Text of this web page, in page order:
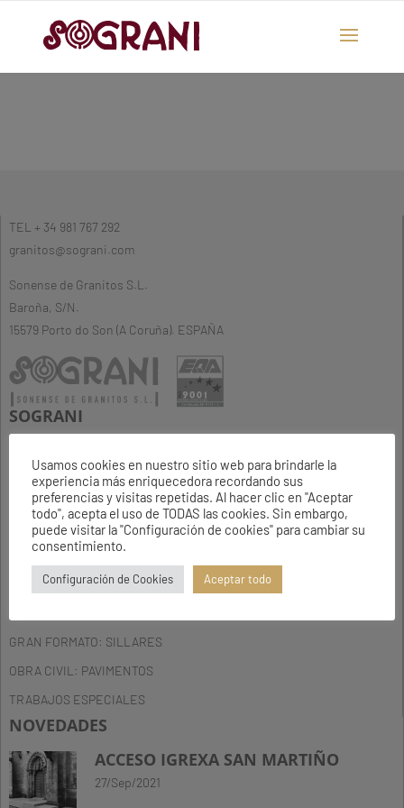
TEL + 34 981 767 292
granitos@sograni.com
Sonense de Granitos S.L.
Baroña, S/N.
15579 Porto do Son (A Coruña). ESPAÑA
SOGRANI
SOGRANI
SERVICIOS
PROYECTOS
COMO TRABAJAMOS
GRAN FORMATO: SILLARES
OBRA CIVIL: PAVIMENTOS
TRABAJOS ESPECIALES
NOVEDADES
ACCESO IGREXA SAN MARTIÑO
27/Sep/2021
Usamos cookies en nuestro sitio web para brindarle la
experiencia más enriquecedora recordando sus
preferencias y visitas repetidas. Al hacer clic en "Aceptar
todo", acepta el uso de TODAS las cookies. Sin embargo,
puede visitar la "Configuración de cookies" para cambiar su
consentimiento.
Configuración de Cookies Aceptar todo